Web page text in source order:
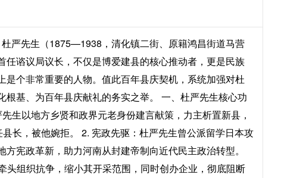
严先生（1875—1938，清化镇二街、原籍鸿昌街道马营
谘议局议长，不仅是博爱建县的核心推动者，更是民族
个非常重要的人物。值此百年县庆契机，系统加强对杜
基、为百年县庆献礼的务实之举。 一、杜严先生核心功
生以地方乡贤和政界元老身份建言献策，力主析置新县，
长，被他婉拒。 2. 宪政先驱：杜严先生曾公派留学日本攻
宪政革新，助力河南从封建帝制向近代民主政治转型。
组织抗争，缩小其开采范围，同时创办企业，彻底阻断